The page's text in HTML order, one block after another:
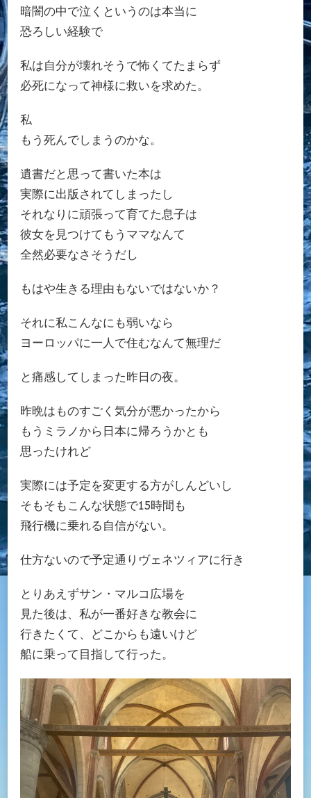
暗闇の中で泣くというのは本当に
恐ろしい経験で
私は自分が壊れそうで怖くてたまらず
必死になって神様に救いを求めた。
私
もう死んでしまうのかな。
遺書だと思って書いた本は
実際に出版されてしまったし
それなりに頑張って育てた息子は
彼女を見つけてもうママなんて
全然必要なさそうだし
もはや生きる理由もないではないか？
それに私こんなにも弱いなら
ヨーロッパに一人で住むなんて無理だ
と痛感してしまった昨日の夜。
昨晩はものすごく気分が悪かったから
もうミラノから日本に帰ろうかとも
思ったけれど
実際には予定を変更する方がしんどいし
そもそもこんな状態で15時間も
飛行機に乗れる自信がない。
仕方ないので予定通りヴェネツィアに行き
とりあえずサン・マルコ広場を
見た後は、私が一番好きな教会に
行きたくて、どこからも遠いけど
船に乗って目指して行った。